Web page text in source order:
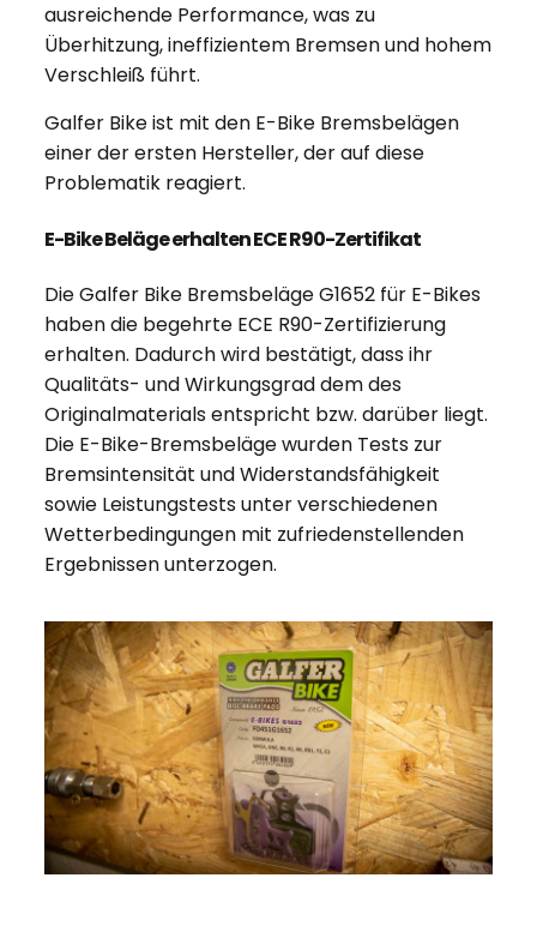
ausreichende Performance, was zu
Überhitzung, ineffizientem Bremsen und hohem
Verschleiß führt.
Galfer Bike ist mit den E-Bike Bremsbelägen
einer der ersten Hersteller, der auf diese
Problematik reagiert.
E-BikeBeläge erhalten ECE R90-Zertifikat
Die Galfer Bike Bremsbeläge G1652 für E-Bikes
haben die begehrte ECE R90-Zertifizierung
erhalten. Dadurch wird bestätigt, dass ihr
Qualitäts- und Wirkungsgrad dem des
Originalmaterials entspricht bzw. darüber liegt.
Die E-Bike-Bremsbeläge wurden Tests zur
Bremsintensität und Widerstandsfähigkeit
sowie Leistungstests unter verschiedenen
Wetterbedingungen mit zufriedenstellenden
Ergebnissen unterzogen.